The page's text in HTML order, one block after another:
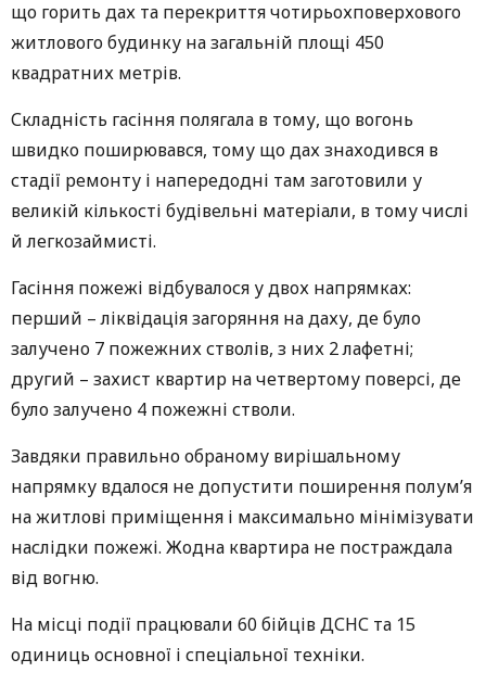
що горить дах та перекриття чотирьохповерхового
житлового будинку на загальній площі 450
квадратних метрів.
Складність гасіння полягала в тому, що вогонь
швидко поширювався, тому що дах знаходився в
стадії ремонту і напередодні там заготовили у
великій кількості будівельні матеріали, в тому числі
й легкозаймисті.
Гасіння пожежі відбувалося у двох напрямках:
перший – ліквідація загоряння на даху, де було
залучено 7 пожежних стволів, з них 2 лафетні;
другий – захист квартир на четвертому поверсі, де
було залучено 4 пожежні стволи.
Завдяки правильно обраному вирішальному
напрямку вдалося не допустити поширення полум’я
на житлові приміщення і максимально мінімізувати
наслідки пожежі. Жодна квартира не постраждала
від вогню.
На місці події працювали 60 бійців ДСНС та 15
одиниць основної і спеціальної техніки.